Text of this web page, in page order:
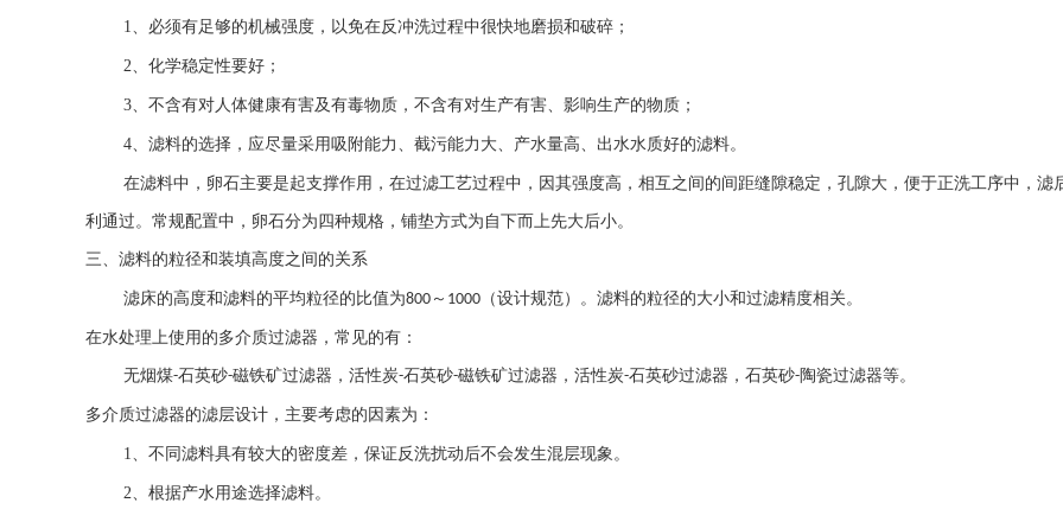
1、 必须有足够的机械强度，以免在反冲洗过程中很快地磨损和破碎；
2、 化学稳定性要好；
3、 不含有对人体健康有害及有毒物质，不含有对生产有害、影响生产的物质；
4、 滤料的选择，应尽量采用吸附能力、截污能力大、产水量高、出水水质好的滤料。
在滤料中，卵石主要是起支撑作用，在过滤工艺过程中，因其强度高，相互之间的间距缝隙稳定，孔隙大，便于正洗工序中，
利通过。常规配置中，卵石分为四种规格，铺垫方式为自下而上先大后小。
三、 滤料的粒径和装填高度之间的关系
滤床的高度和滤料的平均粒径的比值为800 ～ 1000 （设计规范）。滤料的粒径的大小和过滤精度相关。
在水处理上使用的多介质过滤器，常见的有：
无烟煤-石英砂-磁铁矿过滤器，活性炭-石英砂-磁铁矿过滤器，活性炭-石英砂过滤器，石英砂-陶瓷过滤器等。
多介质过滤器的滤层设计，主要考虑的因素为：
1、 不同滤料具有较大的密度差，保证反洗扰动后不会发生混层现象。
2、 根据产水用途选择滤料。